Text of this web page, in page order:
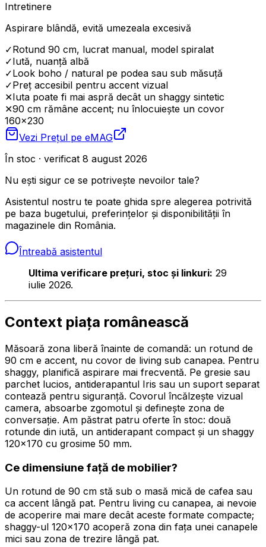
Intretinere
Aspirare blândă, evită umezeala excesivă
✓Rotund 90 cm, lucrat manual, model spiralat
✓Iută, nuanță albă
✓Look boho / natural pe podea sau sub măsuță
✓Preț accesibil pentru accent vizual
✕Iuta poate fi mai aspră decât un shaggy sintetic
✕90 cm rămâne accent; nu înlocuiește un covor
160×230
Vezi Prețul pe eMAG
În stoc · verificat 8 august 2026
Nu ești sigur ce se potrivește nevoilor tale?
Asistentul nostru te poate ghida spre alegerea potrivită
pe baza bugetului, preferințelor și disponibilității în
magazinele din România.
Întreabă asistentul
Ultima verificare prețuri, stoc și linkuri: 29
iulie 2026.
Context piața românească
Măsoară zona liberă înainte de comandă: un rotund de
90 cm e accent, nu covor de living sub canapea. Pentru
shaggy, planifică aspirare mai frecventă. Pe gresie sau
parchet lucios, antiderapantul Iris sau un suport separat
contează pentru siguranță. Covorul încălzește vizual
camera, absoarbe zgomotul și definește zona de
conversație. Am păstrat patru oferte în stoc: două
rotunde din iută, un antiderapant compact și un shaggy
120×170 cu grosime 50 mm.
Ce dimensiune față de mobilier?
Un rotund de 90 cm stă sub o masă mică de cafea sau
ca accent lângă pat. Pentru living cu canapea, ai nevoie
de acoperire mai mare decât aceste formate compacte;
shaggy-ul 120×170 acoperă zona din fața unei canapele
mici sau zona de trezire lângă pat.